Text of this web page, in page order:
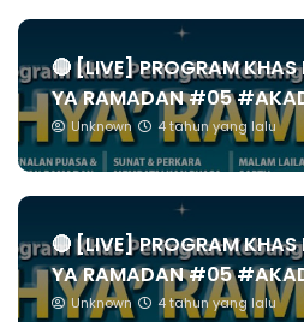
🔴 [LIVE] PROGRAM
YA RAMADAN #05
Unknown 4 tahun yang lalu
🔴 [LIVE] PROGRAM
YA RAMADAN #05
Unknown 4 tahun yang lalu